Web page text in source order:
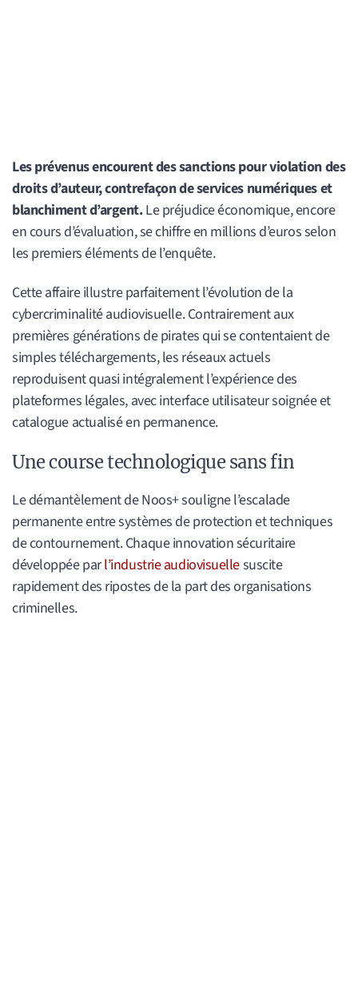
Les prévenus encourent des sanctions pour violation des
droits d’auteur, contrefaçon de services numériques et
blanchiment d’argent.Le préjudice économique, encore
en cours d’évaluation, se chiffre en millions d’euros selon
les premiers éléments de l’enquête.
Cette affaire illustre parfaitement l’évolution de la
cybercriminalité audiovisuelle. Contrairement aux
premières générations de pirates qui se contentaient de
simples téléchargements, les réseaux actuels
reproduisent quasi intégralement l’expérience des
plateformes légales, avec interface utilisateur soignée et
catalogue actualisé en permanence.
Une course technologique sans fin
Le démantèlement de Noos+ souligne l’escalade
permanente entre systèmes de protection et techniques
de contournement. Chaque innovation sécuritaire
développée parl’industrie audiovisuellesuscite
rapidement des ripostes de la part des organisations
criminelles.